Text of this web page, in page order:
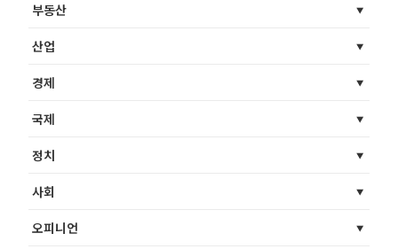
부동산
산업
경제
국제
정치
사회
오피니언